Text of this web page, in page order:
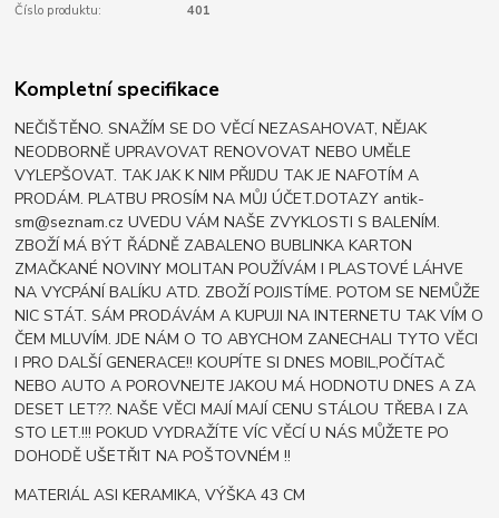
Číslo produktu: 401
Kompletní specifikace
NEČIŠTĚNO. SNAŽÍM SE DO VĚCÍ NEZASAHOVAT, NĚJAK
NEODBORNĚ UPRAVOVAT RENOVOVAT NEBO UMĚLE
VYLEPŠOVAT. TAK JAK K NIM PŘIJDU TAK JE NAFOTÍM A
PRODÁM. PLATBU PROSÍM NA MŮJ ÚČET.DOTAZY antik-
sm@seznam.cz UVEDU VÁM NAŠE ZVYKLOSTI S BALENÍM.
ZBOŽÍ MÁ BÝT ŘÁDNĚ ZABALENO BUBLINKA KARTON
ZMAČKANÉ NOVINY MOLITAN POUŽÍVÁM I PLASTOVÉ LÁHVE
NA VYCPÁNÍ BALÍKU ATD. ZBOŽÍ POJISTÍME. POTOM SE NEMŮŽE
NIC STÁT. SÁM PRODÁVÁM A KUPUJI NA INTERNETU TAK VÍM O
ČEM MLUVÍM. JDE NÁM O TO ABYCHOM ZANECHALI TYTO VĚCI
I PRO DALŠÍ GENERACE!! KOUPÍTE SI DNES MOBIL,POČÍTAČ
NEBO AUTO A POROVNEJTE JAKOU MÁ HODNOTU DNES A ZA
DESET LET??. NAŠE VĚCI MAJÍ MAJÍ CENU STÁLOU TŘEBA I ZA
STO LET.!!! POKUD VYDRAŽÍTE VÍC VĚCÍ U NÁS MŮŽETE PO
DOHODĚ UŠETŘIT NA POŠTOVNÉM !!
MATERIÁL ASI KERAMIKA, VÝŠKA 43 CM